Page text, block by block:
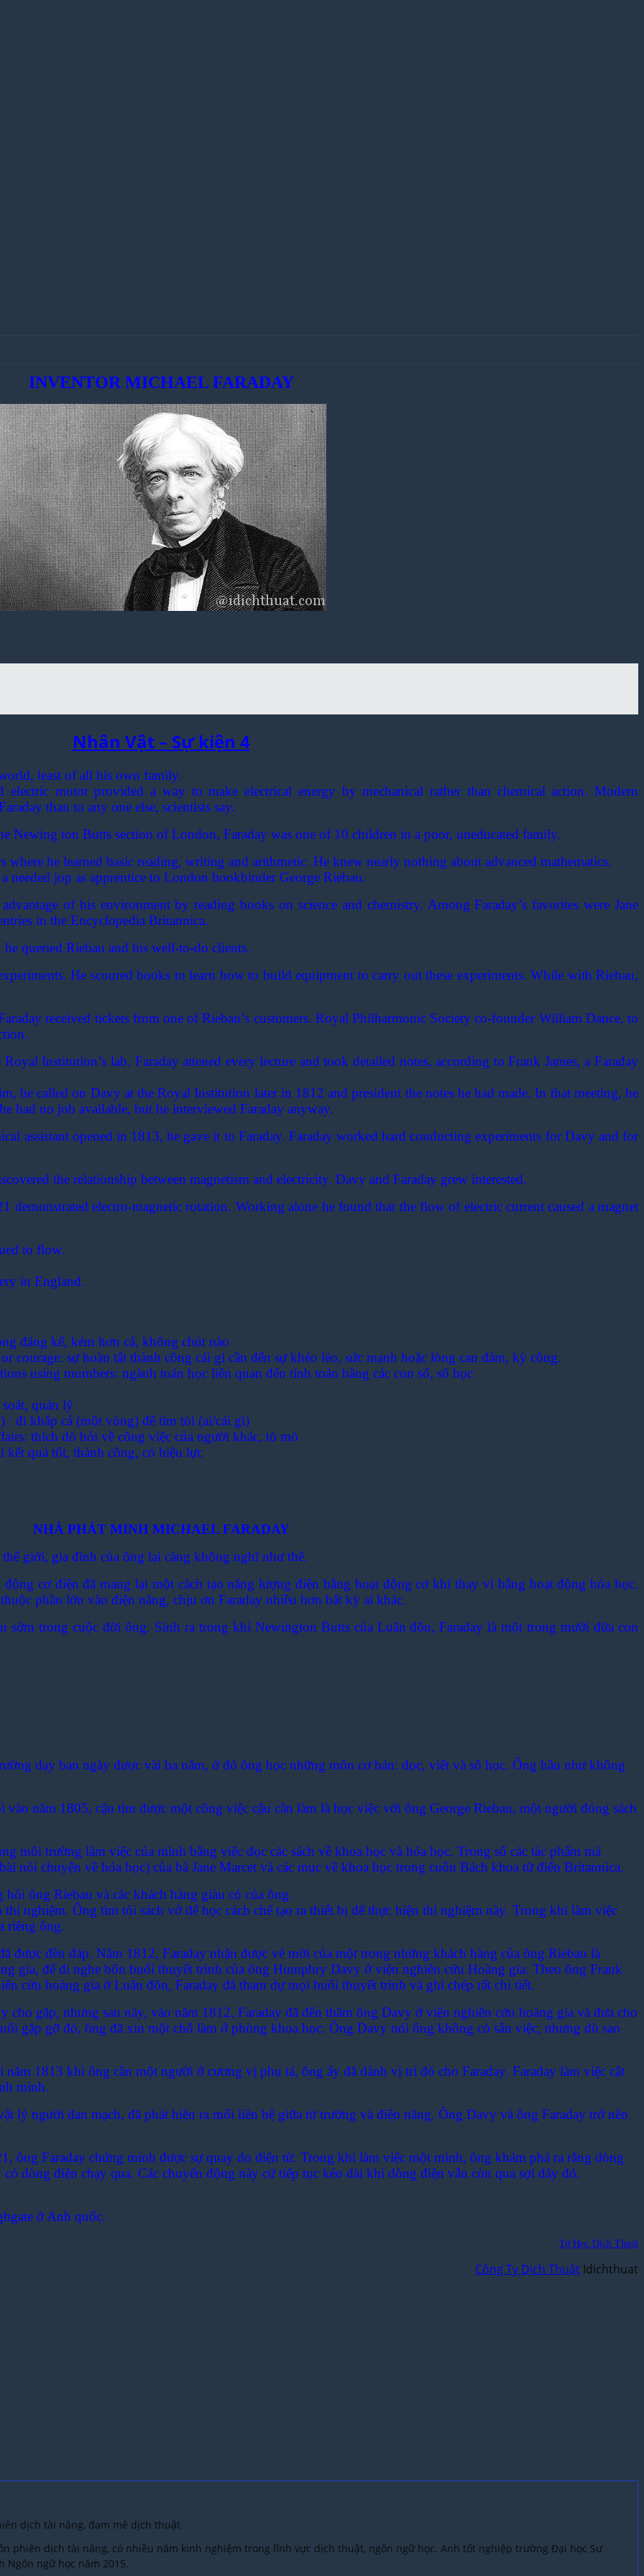
INVENTOR MICHAEL FARADAY
Nhân Vật – Sự kiện 4
least of all his own family.
motor provided a way to make electrical energy by mechanical rather than chemical action. Modern
than to any one else, scientists say.
Newing ton Butts section of London, Faraday was one of 10 children in a poor, uneducated family.
where he learned basic reading, writing and arithmetic. He knew nearly nothing about advanced mathematics.
needed jop as apprentice to London bookbinder George Riebau.
of his environment by reading books on science and chemistry. Among Faraday’s favorites were Jane
in the Encyclopedia Britannica.
queried Riebau and his well-to-do clients.
He scoured books to learn how to build equipment to carry out these experiments. While with Riebau,
received tickets from one of Riebau’s customers. Royal Philharmonic Society co-founder William Dance, to
Institution’s lab. Faraday attened every lecture and took detailed notes, according to Frank James, a Faraday
he called on Davy at the Royal Institution later in 1812 and president the notes he had made. In that meeting, he
had no job available, but he interviewed Faraday anyway.
assistant opened in 1813, he gave it to Faraday. Faraday worked hard conducting experiments for Davy and for
the relationship between magnetism and electricity. Davy and Faraday grew interested.
demonstrated electro-magnetic rotation. Working alone he found that the flow of electric current caused a magnet
to flow.
in England.
đáng kể, kém hơn cả, không chút nào
courage: sự hoàn tất thành công cái gì cần đến sự khéo léo, sức mạnh hoặc lòng can đảm, kỳ công.
using mumbers: ngành toán học liên quan đến tính toán bằng các con số, số học
quản lý
: đi khắp cả (một vùng) để tìm tòi (ai/cái gì)
thích dò hỏi về công việc của người khác, tò mò
quả tốt, thành công, có hiệu lực
NHÀ PHÁT MINH MICHAEL FARADAY
giới, gia đình của ông lại càng không nghĩ như thế.
cơ điện đã mang lại một cách tạo năng lượng điện bằng hoạt động cơ khí thay vì bằng hoạt động hóa học.
phần lớn vào điện năng, chịu ơn Faraday nhiều hơn bất kỳ ai khác.
trong cuộc đời ông. Sinh ra trong khi Newington Butts của Luân đôn, Faraday là một trong mười đứa con
dạy ban ngày được vài ba năm, ở đó ông học những môn cơ bản: đọc, viết và số học. Ông hầu như không
năm 1805, cậu tìm được một công việc cậu cần làm là học việc với ông George Riebau, một người đóng sách
môi trường làm việc của mình bằng việc đọc các sách về khoa học và hóa học. Trong số các tác phẩm mà
nói chuyện về hóa học) của bà Jane Marcet và các mục về khoa học trong cuốn Bách khoa từ điển Britannica.
ông Riebau và các khách hàng giàu có của ông.
nghiệm. Ông tìm tòi sách vở để học cách chế tạo ra thiết bị để thực hiện thí nghiệm này. Trong khi làm việc
riêng ông.
được đền đáp. Năm 1812, Faraday nhận được vé mời của một trong những khách hàng của ông Riebau là
gia, để đi nghe bốn buổi thuyết trình của ông Humphry Davy ở viện nghiên cứu Hoàng gia. Theo ông Frank
cứu hoàng gia ở Luân đôn, Faraday đã tham dự mọi buổi thuyết trình và ghi chép rất chi tiết.
gặp, nhưng sau này, vào năm 1812, Faraday đã đến thăm ông Davy ở viện nghiên cứu hoàng gia và đưa cho
gặp gỡ đó, ông đã xin một chỗ làm ở phòng khoa học. Ông Davy nói ông không có sẵn việc, nhưng dù sao
1813 khi ông cần một người ở cương vị phụ tá, ông ấy đã dành vị trí đó cho Faraday. Faraday làm việc cật
mình.
lý người đan mạch, đã phát hiện ra mối liên hệ giữa từ trường và điện năng. Ông Davy và ông Faraday trở nên
ông Faraday chứng minh được sự quay do điện từ. Trong khi làm việc một mình, ông khám phá ra rằng dòng
dòng điện chạy qua. Các chuyển động này cứ tiếp tục kéo dài khi dòng điện vẫn còn qua sợi dây đó.
ở Anh quốc.
Tự Học Dịch Thuật
Công Ty Dịch Thuật Idichthuat
dịch tài năng, đam mê dịch thuật
phiên dịch tài năng, có nhiều năm kinh nghiệm trong lĩnh vực dịch thuật, ngôn ngữ học. Anh tốt nghiệp trường Đại học Sư
Ngôn ngữ học năm 2015.